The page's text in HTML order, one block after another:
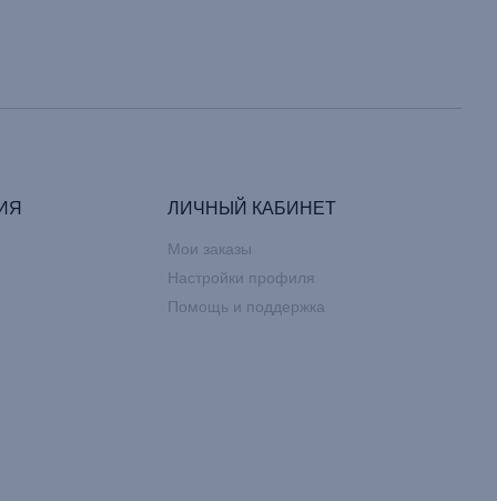
ЛИЧНЫЙ КАБИНЕТ
Мои заказы
Настройки профиля
Помощь и поддержка